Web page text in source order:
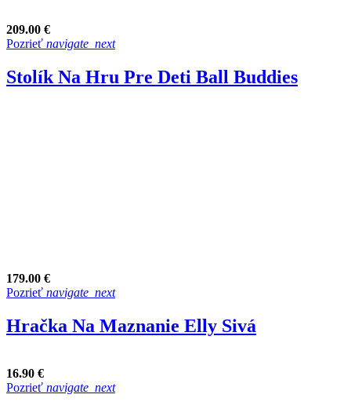
209.00 €
Pozrieť navigate_next
Stolík Na Hru Pre Deti Ball Buddies
179.00 €
Pozrieť navigate_next
Hračka Na Maznanie Elly Sivá
16.90 €
Pozrieť navigate_next